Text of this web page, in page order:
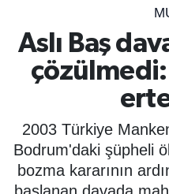
Aslı Baş
2003 Türkiye
Bodrum'daki şüpheli
bozma kararının
ÇEVRE
BİLİM -
KADIN